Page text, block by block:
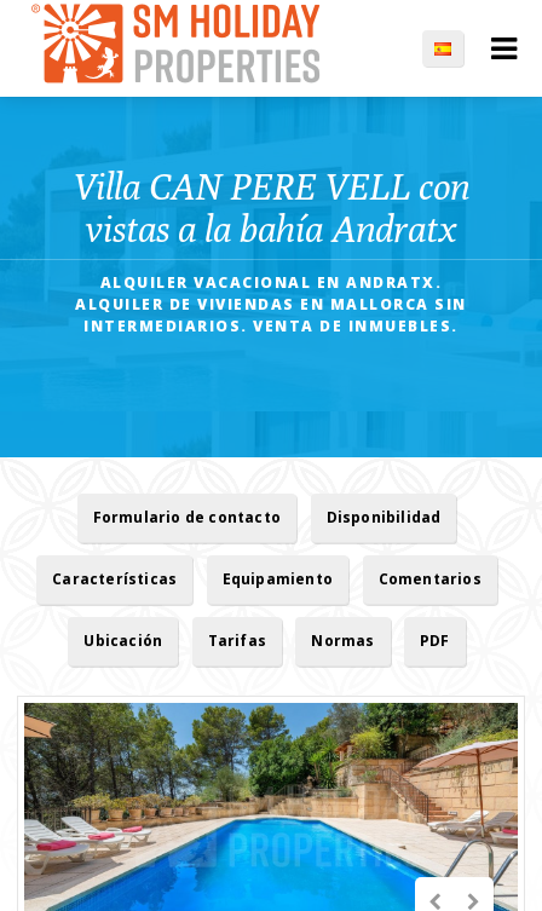
Villa CAN PERE VELL con
vistas a la bahía Andratx
ALQUILER VACACIONAL EN ANDRATX.
ALQUILER DE VIVIENDAS EN MALLORCA SIN
INTERMEDIARIOS. VENTA DE INMUEBLES.
Formulario de contacto Disponibilidad
Características Equipamiento Comentarios
Ubicación Tarifas Normas PDF